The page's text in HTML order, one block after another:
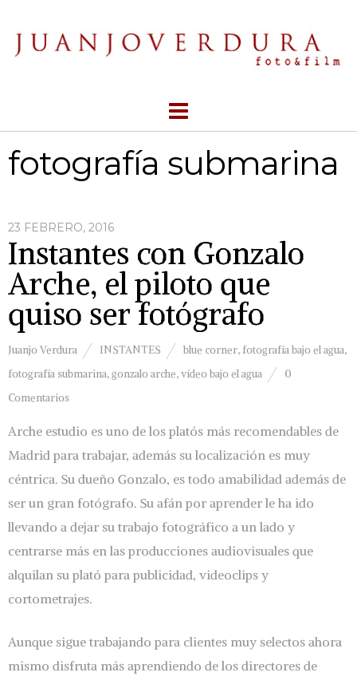
fotografía submarina
23 FEBRERO, 2016
Instantes con Gonzalo
Arche, el piloto que
quiso ser fotógrafo
Juanjo Verdura INSTANTES blue corner, fotografía bajo el agua,
fotografía submarina,gonzalo arche,vídeo bajo el agua
0
Comentarios
Arche estudio es uno de los platós más recomendables de
Madrid para trabajar, además su localización es muy
céntrica. Su dueño Gonzalo, es todo amabilidad además de
ser un gran fotógrafo. Su afán por aprender le ha ido
llevando a dejar su trabajo fotográfico a un lado y
centrarse más en las producciones audiovisuales que
alquilan su plató para publicidad, videoclips y
cortometrajes.
Aunque sigue trabajando para clientes muy selectos ahora
mismo disfruta más aprendiendo de los directores de